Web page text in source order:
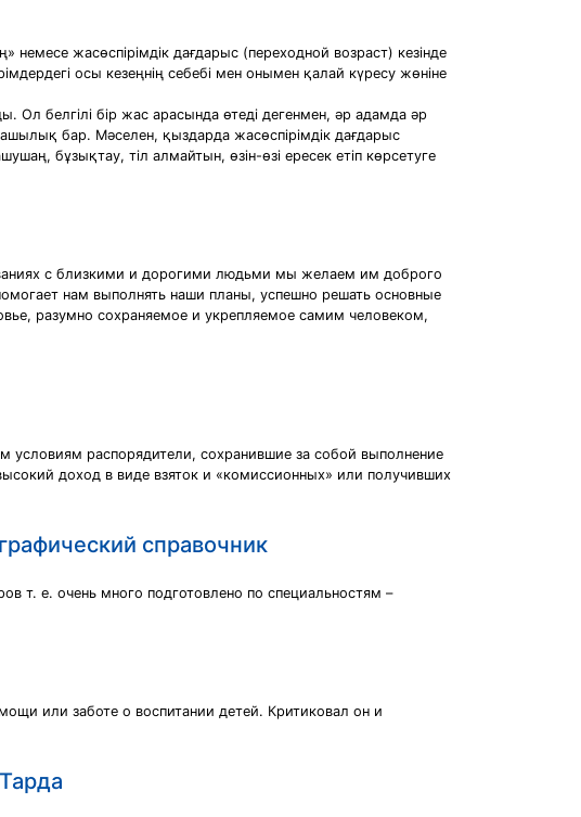
жасөспірімдік дағдарыс (переходной возраст) кезінде
осы кезеңнің себебі мен онымен қалай күресу жөніне
Ол белгілі бір жас арасында өтеді дегенмен, әр адамда әр
бар. Мәселен, қыздарда жасөспірімдік дағдарыс
бұзықтау, тіл алмайтын, өзін-өзі ересек етіп көрсетуге
с близкими и дорогими людьми мы желаем им доброго
нам выполнять наши планы, успешно решать основные
разумно сохраняемое и укрепляемое самим человеком,
условиям распорядители, сохранившие за собой выполнение
доход в виде взяток и «комиссионных» или получивших
справочник
т. е. очень много подготовлено по специальностям –
или заботе о воспитании детей. Критиковал он и